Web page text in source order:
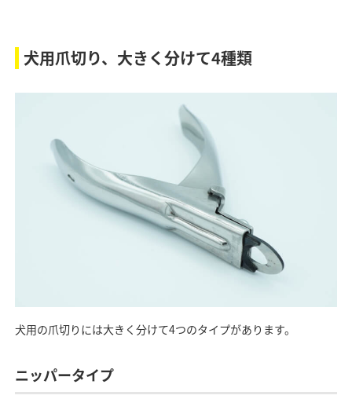
犬用爪切り、大きく分けて4種類
犬用の爪切りには大きく分けて4つのタイプがあります。
ニッパータイプ